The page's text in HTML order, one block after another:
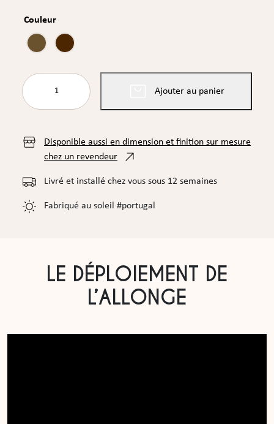
Couleur
quantité
de
TABLE
Ajouter au panier
Disponible aussi en dimension et finition sur mesure
chez un revendeur
Livré et installé chez vous sous 12 semaines
Fabriqué au soleil #portugal
LE DÉPLOIEMENT DE
L’ALLONGE